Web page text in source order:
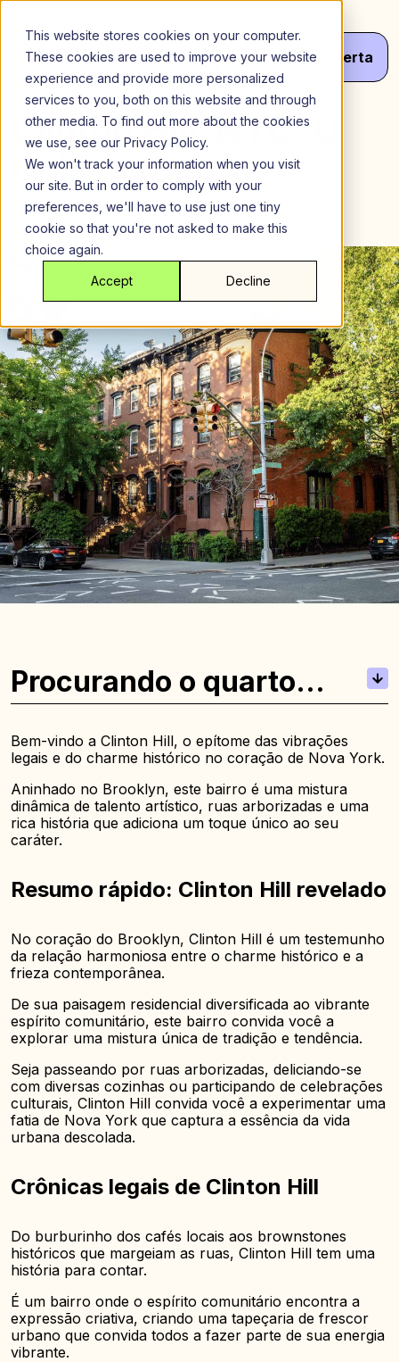
This website stores cookies on your computer.
These cookies are used to improve your website
experience and provide more personalized
services to you, both on this website and through
other media. To find out more about the cookies
we use, see our Privacy Policy.
We won't track your information when you visit
our site. But in order to comply with your
preferences, we'll have to use just one tiny
cookie so that you're not asked to make this
choice again.
Accept Decline
Ir
conteúdo
Menu ObterSeu Oferta
Clinton Hill, NYC: O
Guia do Bairro
Procurando o quarto
ideal em Nova York?
Bem-vindo a Clinton Hill, o epítome das vibrações
legais e do charme histórico no coração de Nova York.
Aninhado no Brooklyn, este bairro é uma mistura
dinâmica de talento artístico, ruas arborizadas e uma
rica história que adiciona um toque único ao seu
caráter.
Resumo rápido: Clinton Hill revelado
No coração do Brooklyn, Clinton Hill é um testemunho
da relação harmoniosa entre o charme histórico e a
frieza contemporânea.
De sua paisagem residencial diversificada ao vibrante
espírito comunitário, este bairro convida você a
explorar uma mistura única de tradição e tendência.
Seja passeando por ruas arborizadas, deliciando-se
com diversas cozinhas ou participando de celebrações
culturais, Clinton Hill convida você a experimentar uma
fatia de Nova York que captura a essência da vida
urbana descolada.
Crônicas legais de Clinton Hill
Do burburinho dos cafés locais aos brownstones
históricos que margeiam as ruas, Clinton Hill tem uma
história para contar.
É um bairro onde o espírito comunitário encontra a
expressão criativa, criando uma tapeçaria de frescor
urbano que convida todos a fazer parte de sua energia
vibrante.